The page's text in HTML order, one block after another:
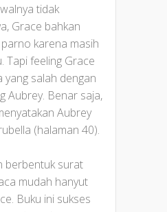
tidak
Grace bahkan
karena masih
Tapi feeling Grace
yang salah dengan
Aubrey. Benar saja,
Aubrey
(halaman 40).
berbentuk surat
mudah hanyut
Buku ini sukses